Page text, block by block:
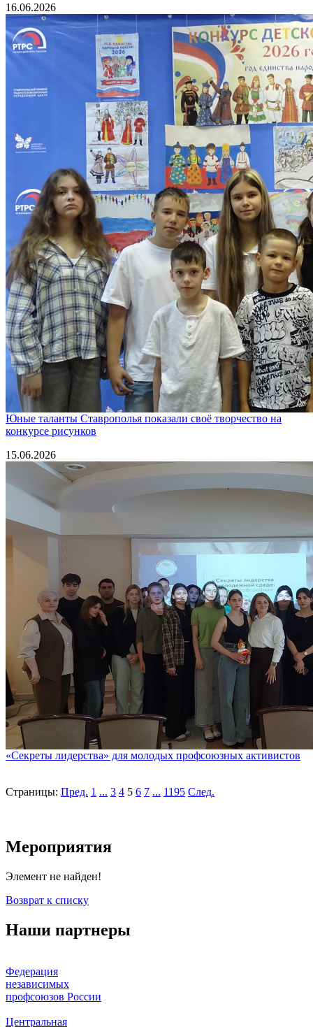
16.06.2026
Юные таланты Ставрополья показали своё творчество на
конкурсе рисунков
15.06.2026
«Секреты лидерства» для молодых профсоюзных активистов
Страницы: Пред. 1 ... 3 4 5 6 7 ... 1195 След.
Мероприятия
Элемент не найден!
Возврат к списку
Наши партнеры
Федерация
независимых
профсоюзов России
Центральная